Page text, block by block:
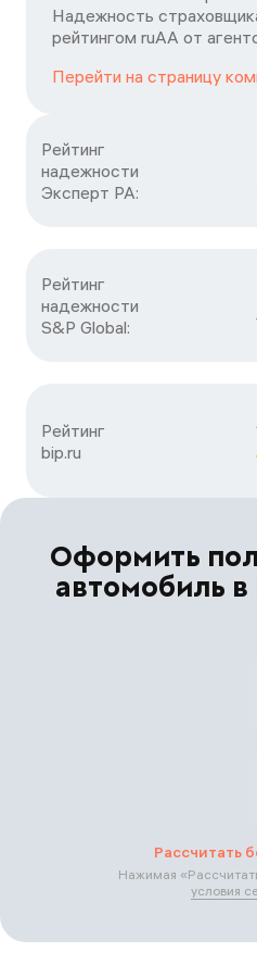
Надежность
рейтингом ruАА от
Перейти на страницу
Рейтинг
надежности
Эксперт РА:
Рейтинг
надежности
S&P Global:
Рейтинг
bip.ru
Оформить
автомобиль в
Рассчитать
Нажимая «
условия